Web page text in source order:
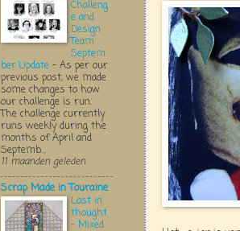
Challeng
e and
Design
Team
Septem
ber Update - As per our
previous post, we made
some changes to how
our challenge is run.
The challenge currently
runs weekly during the
months of April and
Septemb...
11 maanden geleden
Scrap Made in Touraine
Lost in
thought
- Mixed